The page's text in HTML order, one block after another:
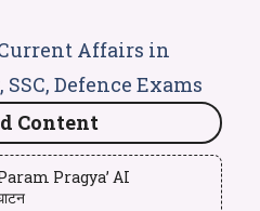
Affairs in
Defence Exams
Content
Pragya’ AI